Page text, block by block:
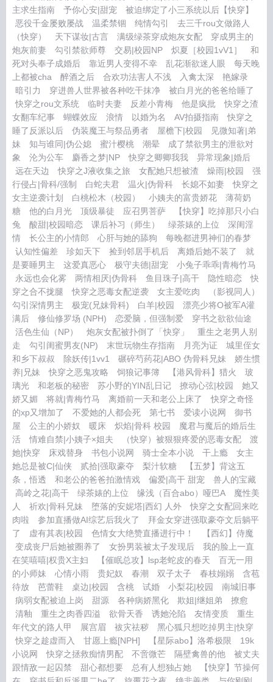
主求生指南
予你心安|甜宠
被迫绑定了小三系统以后【快穿】
恶役千金屡败屡战
温柔禁锢 纯情勾引
去三千rou文做路人
（快穿）
天下谋妆|古言 满级绿茶穿成炮灰女配
穿成男主的
炮灰前妻
勾引禁欲师尊 交易|校园NP 炽夏［校园1vV1］
和
死对头奉子成婚后
靠近男人变得不幸 乱花渐欲迷人眼
每天晚
上都被cha
醉酒之后 合欢功法害人不浅 入禽太深
艳嫁录
暗引力
穿进兽人世界被各种吃干抹净
被白月光的爸爸给睡了
快穿之rou文系统
临时夫妻 反差小青梅 他是疯批
快穿之渣
女翻车纪事
蝴蝶效应 浪情 以婚为名 AV拍摄指南
快穿之
睡了反派以后
伪装魔王与祭品勇者 屋檐下|校园
见微知著|弟
妹
知与谁同|伪公媳 蜜汁樱桃 潮晕
成了禁欲男主的泄欲对
象
沦为公车 麝香之梦|NP 快穿之卿卿我我
异常现象|婚后
远在天边
快穿之J液收集之旅 女配她只想被渣 燥雨|校园
强
行侵占|骨科/强制
白蛇夫君 温火|伪骨科 长媳不如妻
快穿之
女主逆袭计划
白桃松木（校园） 小姨夫的富贵娇花
薄荷奶
糖
他的白月光 顶级暴徒 应召男菩萨
【快穿】吃掉那只小白
兔
酸甜|校园暗恋 课后补习（师生） 绿茶婊的上位
深闺淫
情
长公主的小情郎 心肝与她的舔狗
每晚都进男神们的春梦
认知性偏差
珍如天下 捡到邻居手机后 离婚后她不装了
就
是要睡男主
这爱真恶心 极守夫德|甜宠
小兔子乖乖|青梅竹马
永远也会化雾
两情相厌|伪骨科 鱼目珠子|高干 隐性暗恋
快
穿之合不拢腿
快穿之恶毒女配逆袭 女主爱吃肉
（影视同人）
勾引深情男主
极宠(兄妹骨科) 白羊|校园
漂亮少将O被军A灌
满后
修仙修罗场 (NPH) 恋爱脑，但强制爱
穿书之欲欲仙途
活色生仙（NP）
炮灰女配被扑倒了「快穿」
重生之老男人别
走
勾引闺蜜男友(NP) 末世玩物生存指南 月亮为证
城里侄女
和乡下叔叔
除妖传|1vv1 碾碎芍药花|ABO 伪骨科兄妹
娇生惯
养|兄妹
快穿之恶鬼攻略 饲狼记事簿 【港风骨科】猎火
玻
璃光
和老板的秘密 苏小野的YIN乱日记 撩动心弦|校园
她又
娇又媚
将就|青梅竹马 离婚前一天和老公上床了
快穿之奇怪
的xp又增加了
不爱她的人都会死 第七书 爱读小说网
御书
屋
公主的小娇奴 暖床 炽焰|骨科 校园
魔君与魔后的婚后生
活
情难自禁|小姨子×姐夫 （快穿）被狠狠疼爱的恶毒女配
渡
她|快穿
床戏替身 书包小说网 骑士全本小说 干上瘾
女主
她总是被C|仙侠
贰拾|强取豪夺 梨汁软糖
【五梦】背这五
条，悟透
和老公的爸爸拍激情戏 偏爱|高干 甜宠
兽人的宝藏
高岭之花|高干
绿茶婊的上位 缘浅（百合abo）哑巴A
魔性美
人
祈欢|骨科兄妹 堕落的安妮塔|西幻 人外
快穿之女配回来吃
肉啦
参加直播做AI综艺后我火了
拜金女穿进强取豪夺文后躺平
了
虚有其表|校园 色情女大绝赞直播进行中！
【西幻】侍魔
变成丧尸后她被圈养了
女扮男装被太子发现后
我的脸上一直
在笑嘻嘻|权贵X主妇
【催眠总攻】lsp老蛇皮的春天
百无一用
的小师妹
心情小雨 贵妃奴 春潮 双子太子 春枝嫋嫋
含苞
待放
芭蕾鞋 桌边|校园 含桃 试婚 小梨花|校园
南城旧事
病弱女配被迫上岗
甜源 各种病娇黑化 欺姐|继姐弟
撩愈
清釉
重生之肉香四溢 欲骨天香 诱她沦陷 友情变质
重生
年代文的路人甲
展宫眉 袚灾祛秽
黑心狐只想吃掉男主|快穿
快穿之趁虚而入
甘愿上瘾[NPH] 【星际abo】洛希极限
19k
小说网
快穿之拯救痴情男配 不啻微芒 隔壁禽兽的他
被丈夫
跟情敌一起囚禁
甜心都想要 总有人想独占她
【快穿】节操何